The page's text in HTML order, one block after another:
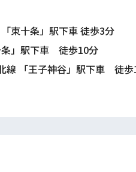
東十条」駅下車 徒歩3分
条」駅下車 徒歩10分
線 「王子神谷」駅下車 徒